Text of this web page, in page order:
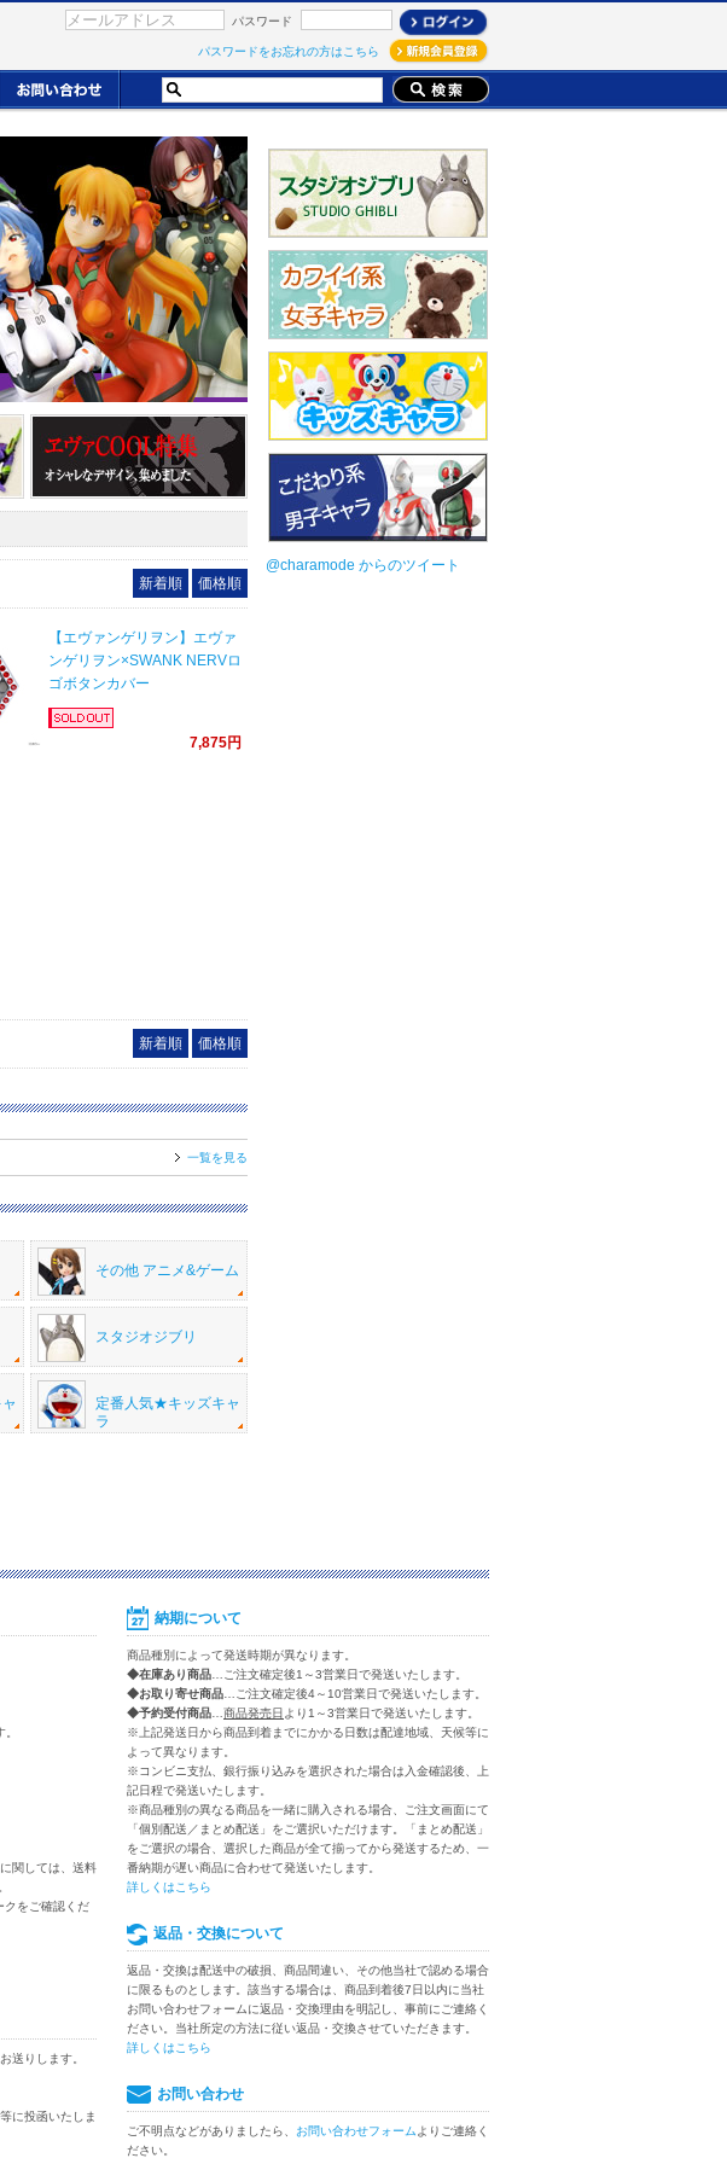
パスワード
パスワードをお忘れの方はこちら
新着順 価格順
【エヴァンゲリヲン】エヴァ
ンゲリヲン×SWANK NERVロ
ゴボタンカバー
7,875円
新着順 価格順
一覧を見る
その他 アニメ&ゲーム
スタジオジブリ
定番人気★キッズキャ
ラ
@charamode からのツイート
関しては、送料
をご確認くだ
送りします。
に投函いたしま
納期について
商品種別によって発送時期が異なります。
◆在庫あり商品 …ご注文確定後1～3営業日で発送いたします。
◆お取り寄せ商品 …ご注文確定後4～10営業日で発送いたします。
◆予約受付商品
商品発売日 より1～3営業日で発送いたします。
※上記発送日から商品到着までにかかる日数は配達地域、天候等に
よって異なります。
※コンビニ支払、銀行振り込みを選択された場合は入金確認後、上
記日程で発送いたします。
※商品種別の異なる商品を一緒に購入される場合、ご注文画面にて
「個別配送／まとめ配送」をご選択いただけます。「まとめ配送」
をご選択の場合、選択した商品が全て揃ってから発送するため、一
番納期が遅い商品に合わせて発送いたします。
詳しくはこちら
返品・交換について
返品・交換は配送中の破損、商品間違い、その他当社で認める場合
に限るものとします。該当する場合は、商品到着後7日以内に当社
お問い合わせフォームに返品・交換理由を明記し、事前にご連絡く
ださい。当社所定の方法に従い返品・交換させていただきます。
詳しくはこちら
お問い合わせ
ご不明点などがありましたら、 お問い合わせフォーム よりご連絡く
ださい。